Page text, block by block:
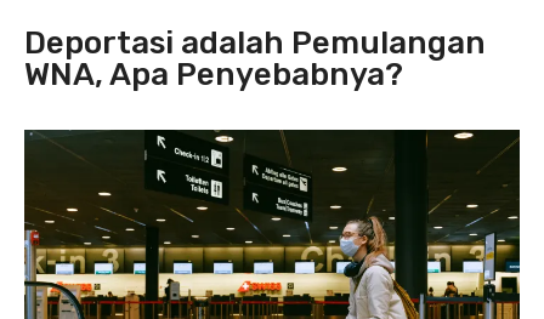
Deportasi adalah Pemulangan
WNA, Apa Penyebabnya?